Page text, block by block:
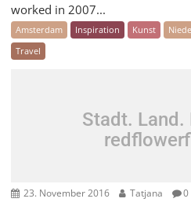
worked in 2007...
Amsterdam Inspiration Kunst
Travel
Stadt. Land.
23. November 2016 Tatjana 0